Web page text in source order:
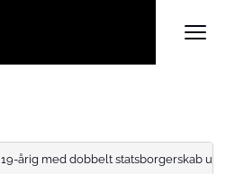
19-årig med dobbelt statsborgerskab